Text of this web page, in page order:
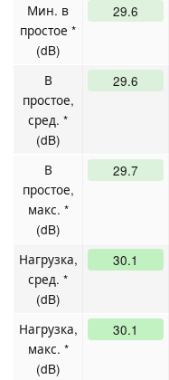
Мин. в
простое *
(dB)
29.6
В
простое,
сред. *
(dB)
29.6
В
простое,
макс. *
(dB)
29.7
Нагрузка,
сред. *
(dB)
30.1
Нагрузка,
макс. *
(dB)
30.1